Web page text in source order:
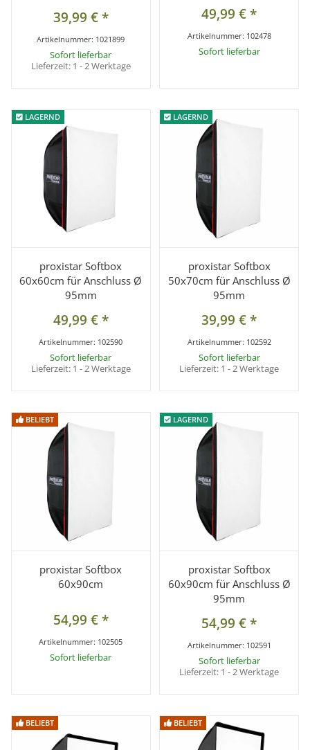
39,99 €*
Artikelnummer: 1021899
Sofort lieferbar
Lieferzeit: 1 - 2 Werktage
49,99 €*
Artikelnummer: 102478
Sofort lieferbar
LAGERND
LAGERND
proxistar Softbox
60x60cm für Anschluss Ø
95mm
49,99 €*
Artikelnummer: 102590
Sofort lieferbar
Lieferzeit: 1 - 2 Werktage
LAGERND
LAGERND
proxistar Softbox
50x70cm für Anschluss Ø
95mm
39,99 €*
Artikelnummer: 102592
Sofort lieferbar
Lieferzeit: 1 - 2 Werktage
BELIEBT
BELIEBT
proxistar Softbox
60x90cm
54,99 €*
Artikelnummer: 102505
Sofort lieferbar
LAGERND
LAGERND
proxistar Softbox
60x90cm für Anschluss Ø
95mm
54,99 €*
Artikelnummer: 102591
Sofort lieferbar
Lieferzeit: 1 - 2 Werktage
BELIEBT
BELIEBT BELIEBT
BELIEBT